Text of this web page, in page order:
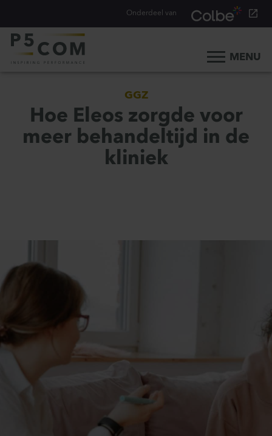
Onderdeel van
MENU
Alle consultancy vacatures
Traineeship Consultancy
GGZ
Hoe Eleos zorgde voor
meer behandeltijd in de
kliniek